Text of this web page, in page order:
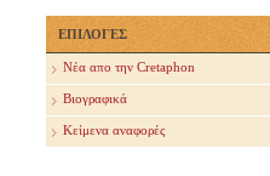
ΕΠΙΛΟΓΕΣ
Nέα απο την Cretaphon
Βιογραφικά
Κείμενα αναφορές